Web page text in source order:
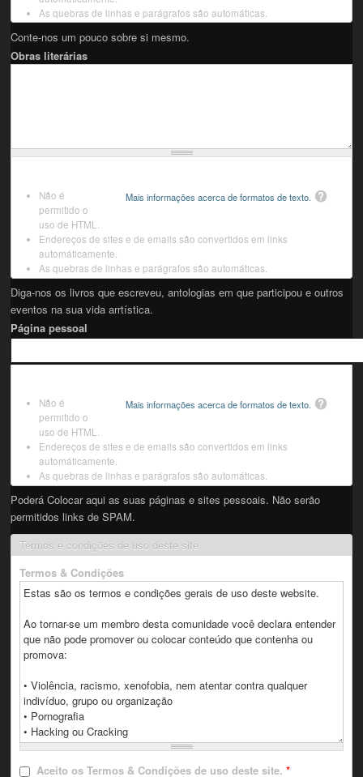
As quebras de linhas e parágrafos são automáticas.
Conte-nos um pouco sobre si mesmo.
Obras literárias
Mais informações acerca de formatos de texto.
Não é
permitido o
uso de HTML.
Endereços de sites e de emails são convertidos em links
automáticamente.
As quebras de linhas e parágrafos são automáticas.
Diga-nos os livros que escreveu, antologias em que participou e outros
eventos na sua vida arrtística.
Página pessoal
Mais informações acerca de formatos de texto.
Não é
permitido o
uso de HTML.
Endereços de sites e de emails são convertidos em links
automáticamente.
As quebras de linhas e parágrafos são automáticas.
Poderá Colocar aqui as suas páginas e sites pessoais. Não serão
permitidos links de SPAM.
Termos e condições de uso deste site
Termos & Condições
Aceito os Termos & Condições de uso deste site.*